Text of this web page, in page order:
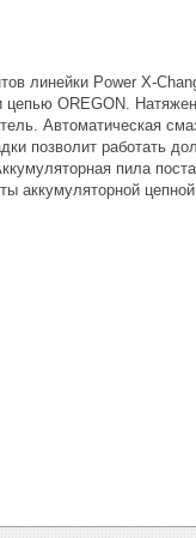
линейки Power X-
OREGON.
Автоматическая
позволит работать
пила
аккумуляторной